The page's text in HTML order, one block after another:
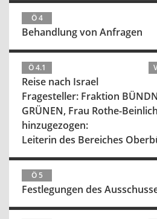
Ö 4
Behandlung von Anfragen
Ö 4.1
Reise nach Israel
Fragesteller: Fraktion
GRÜNEN, Frau Rothe-Beinlich
hinzugezogen:
Leiterin des Bereiches
Ö 5
Festlegungen des